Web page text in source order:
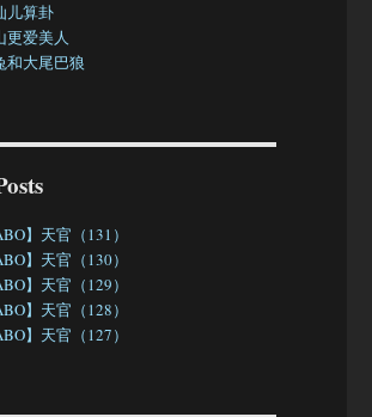
儿算卦
更爱美人
和大尾巴狼
】天官（131）
】天官（130）
】天官（129）
】天官（128）
】天官（127）